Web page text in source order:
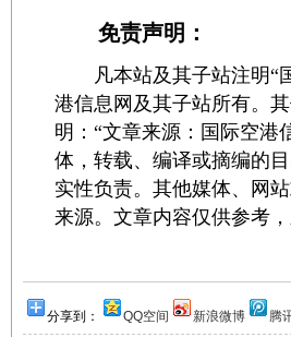
免责声明：
凡本站及其子站注明“国
港信息网及其子站所有。
明：“文章来源：国际空港
体，转载、编译或摘编的
实性负责。其他媒体、网
来源。文章内容仅供参考，
分享到： QQ空间 新浪微博 腾